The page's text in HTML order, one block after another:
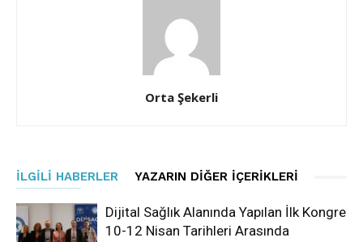
Orta Şekerli
İLGILI HABERLER YAZARIN DIĞER İÇERIKLERI
Dijital Sağlık Alanında Yapılan İlk Kongre
10-12 Nisan Tarihleri Arasında